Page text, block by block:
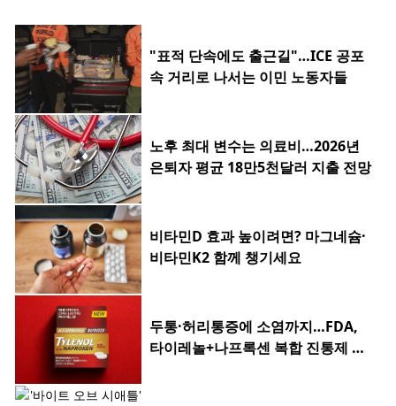
"표적 단속에도 출근길"…ICE 공포
속 거리로 나서는 이민 노동자들
노후 최대 변수는 의료비…2026년
은퇴자 평균 18만5천달러 지출 전망
비타민D 효과 높이려면? 마그네슘·
비타민K2 함께 챙기세요
두통·허리통증에 소염까지…FDA,
타이레놀+나프록센 복합 진통제 승